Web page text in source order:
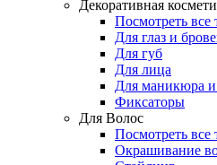
Декоративная
Посмотреть все
Для глаз и
Для губ
Для лица
Для маникюра
Фиксаторы
Для Волос
Посмотреть все
Окрашивание